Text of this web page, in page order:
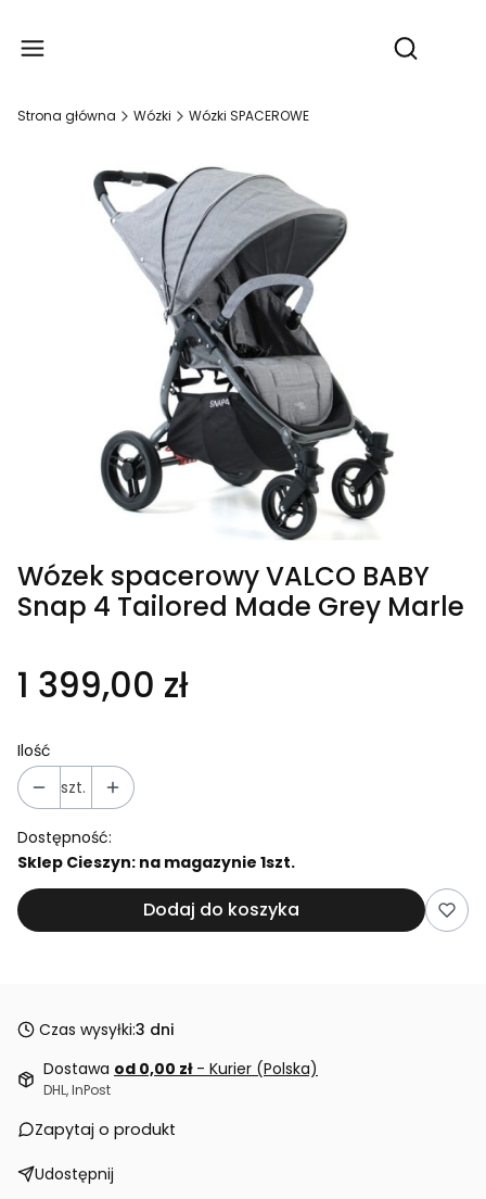
Otwórz
Strona główna Wózki Wózki SPACEROWE
Wózek spacerowy VALCO BABY
Snap 4 Tailored Made Grey Marle
1 399,00 zł
Ilość
szt.
Dostępność:
Sklep Cieszyn: na magazynie 1szt.
Dodaj do koszyka
Czas wysyłki:3 dni
Dostawa od 0,00 zł - Kurier (Polska)
DHL, InPost
Zapytaj o produkt
Udostępnij